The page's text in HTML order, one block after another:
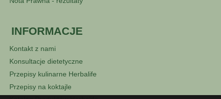
INFORMACJE
Kontakt z nami
Konsultacje dietetyczne
Przepisy kulinarne Herbalife
Przepisy na koktajle